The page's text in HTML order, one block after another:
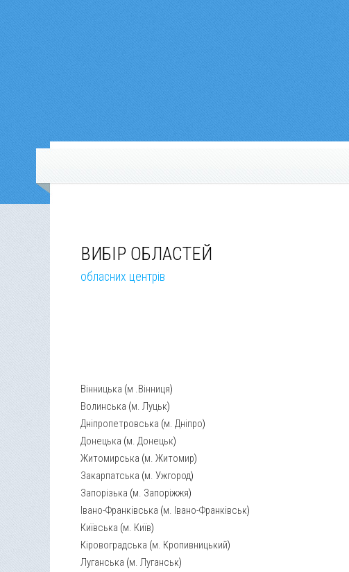
ВИБІР ОБЛАСТЕЙ
обласних центрів
Вінницька (м .Вінниця)
Волинська (м. Луцьк)
Дніпропетровська (м. Дніпро)
Донецька (м. Донецьк)
Житомирська (м. Житомир)
Закарпатська (м. Ужгород)
Запорізька (м. Запоріжжя)
Івано-Франківська (м. Івано-Франківськ)
Київська (м. Київ)
Кіровоградська (м. Кропивницький)
Луганська (м. Луганськ)